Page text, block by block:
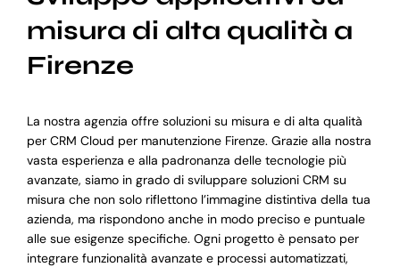
misura di alta qualità a
Firenze
La nostra agenzia offre soluzioni su misura e di alta qualità
per CRM Cloud per manutenzione Firenze. Grazie alla nostra
vasta esperienza e alla padronanza delle tecnologie più
avanzate, siamo in grado di sviluppare soluzioni CRM su
misura che non solo riflettono l’immagine distintiva della tua
azienda, ma rispondono anche in modo preciso e puntuale
alle sue esigenze specifiche. Ogni progetto è pensato per
integrare funzionalità avanzate e processi automatizzati,